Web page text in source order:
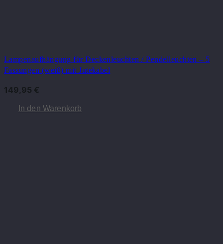
Lampenaufhängung für Deckenleuchten / Pendelleuchten – 5
Fassungen (weiß) mit Jutekabel
149,95 €
In den Warenkorb